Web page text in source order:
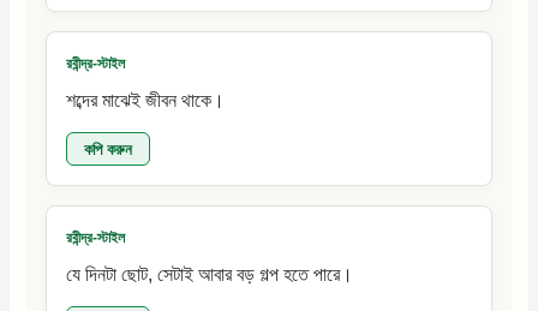
রবীন্দ্র-স্টাইল
শব্দের মাঝেই জীবন থাকে।
কপি করুন
রবীন্দ্র-স্টাইল
যে দিনটা ছোট, সেটাই আবার বড় গল্প হতে পারে।